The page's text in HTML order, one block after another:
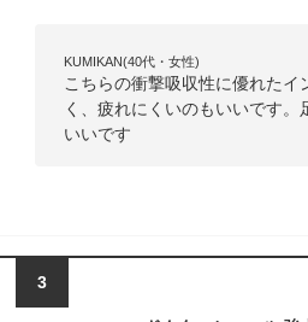
KUMIKAN(40代・女性)
こちらの衝撃吸収性に優れた
く、疲れにくいのもいいです
いいです
3